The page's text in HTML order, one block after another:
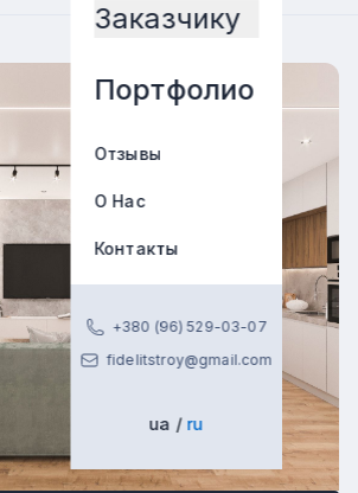
Заказчику
Портфолио
Отзывы
О Нас
Контакты
+380 (96) 529-03-07
fidelitstroy@gmail.com
ua ru